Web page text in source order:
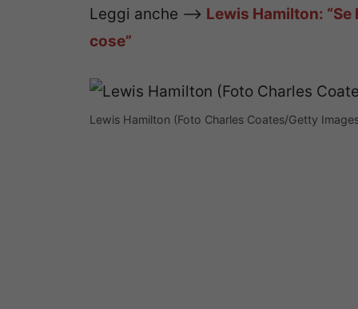
Leggi anche —> Lewis Hamilton:
cose”
Lewis Hamilton (Foto Charles Coates/Getty